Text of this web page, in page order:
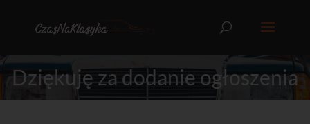
Dziękuję za dodanie ogłoszenia